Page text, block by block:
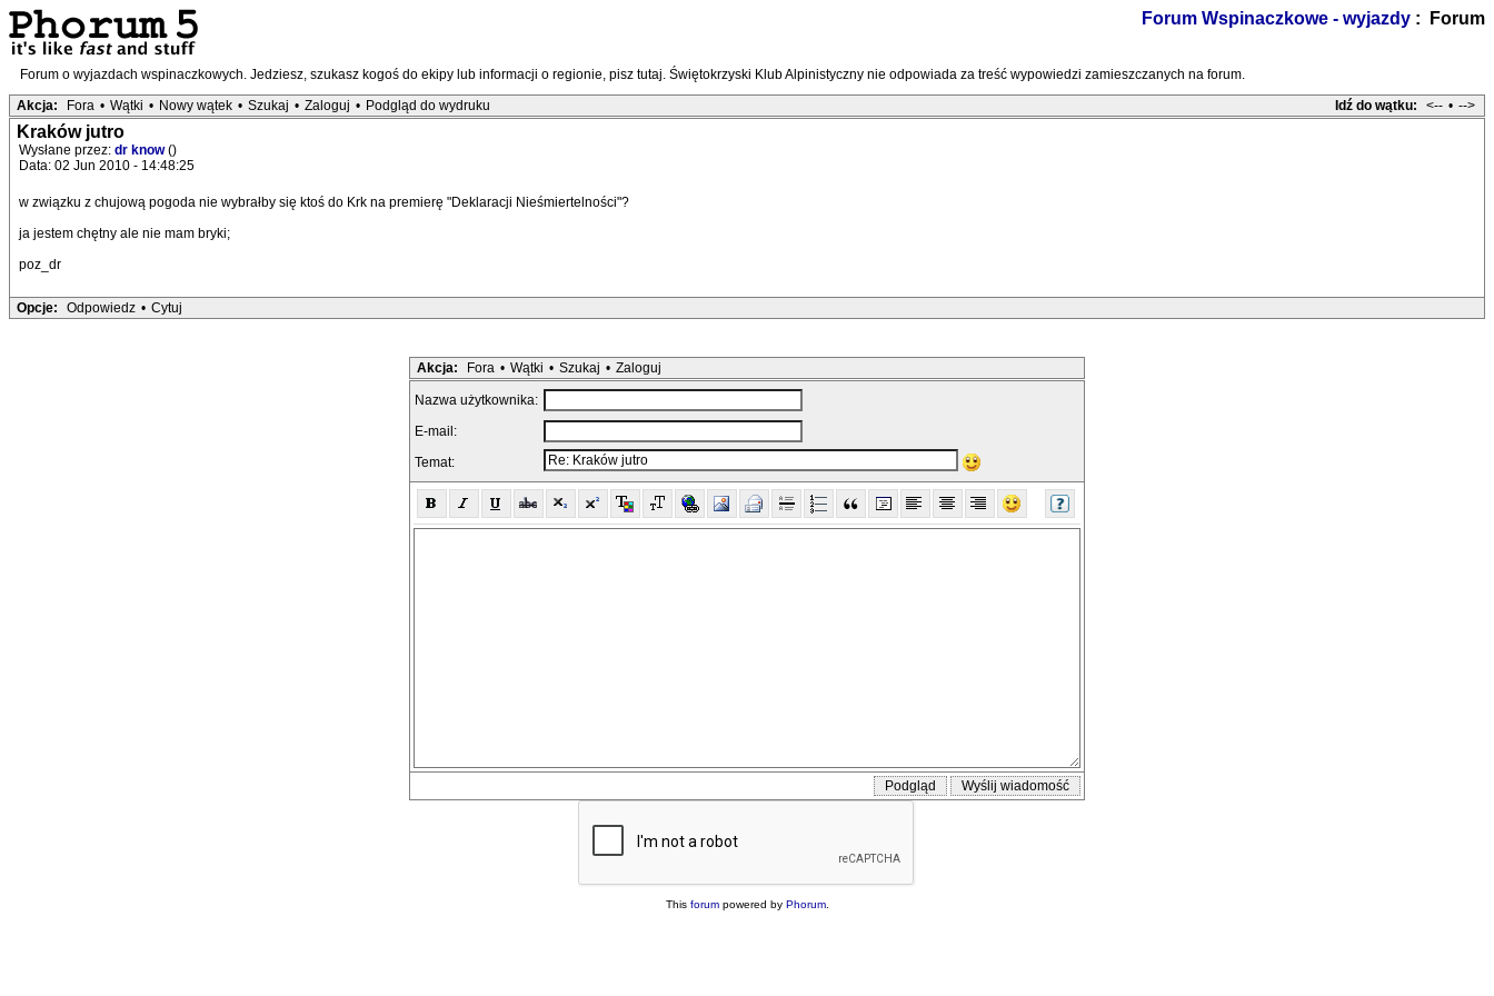
Forum Wspinaczkowe - wyjazdy : Forum
Forum o wyjazdach wspinaczkowych. Jedziesz, szukasz kogoś do ekipy lub informacji o regionie, pisz tutaj. Świętokrzyski Klub Alpinistyczny nie odpowiada za treść wypowiedzi zamieszczanych na forum.
Idź do wątku:
<-- • -->
Akcja: Fora • Wątki • Nowy wątek • Szukaj • Zaloguj • Podgląd do wydruku
Kraków jutro
Wysłane przez: dr know()
Data: 02 Jun 2010 - 14:48:25
w związku z chujową pogoda nie wybrałby się ktoś do Krk na premierę "Deklaracji Nieśmiertelności"?
ja jestem chętny ale nie mam bryki;
poz_dr
Opcje: Odpowiedz • Cytuj
Akcja: Fora • Wątki • Szukaj • Zaloguj
Nazwa użytkownika:
E-mail:
Temat:
This forumpowered by Phorum.